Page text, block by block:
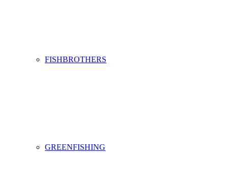
FISHBROTHERS
GREENFISHING